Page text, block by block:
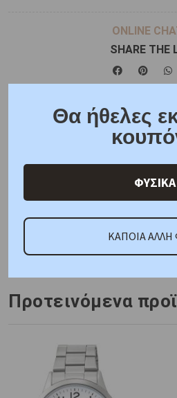
ONLINE
SHARE THE
Χαρακτηριστικά
Ρωτήστε
ΚΑΤΟΠΙΝ ΠΑΡΑΓΓΕΛΙΑΣ
CB111
Προτεινόμενα
Θα ήθελες
ΦΥΣΙΚΑ
ΚΑΠΟΙΑ ΑΛΛΗ